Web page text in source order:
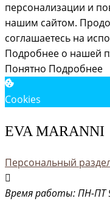
персонализации и
нашим сайтом.
соглашаетесь на
Подробнее о нашей
Понятно Подробнее
Cookies
EVA MARANNI
Персональный
Время работы: ПН-ПТ